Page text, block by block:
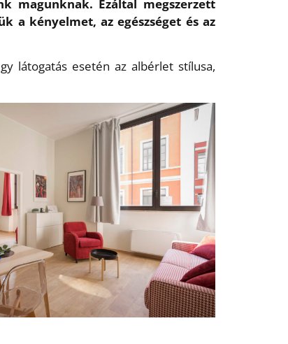
magunknak. Ezáltal megszerzett
a kényelmet, az egészséget és az
látogatás esetén az albérlet stílusa,